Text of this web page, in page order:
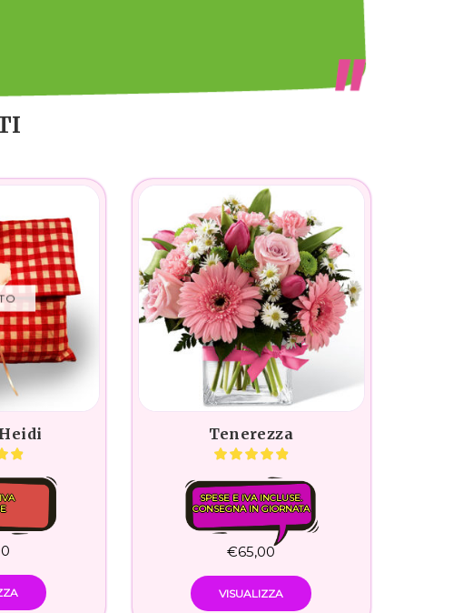
Tenerezza
SPESE E IVA INCLUSE.
CONSEGNA IN GIORNATA
€65,00
VISUALIZZA